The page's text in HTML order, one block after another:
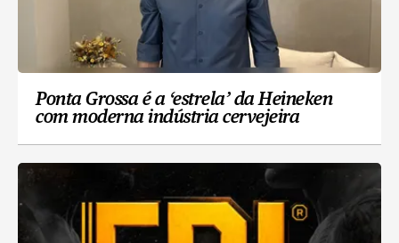
Ponta Grossa é a ‘estrela’ da Heineken
com moderna indústria cervejeira